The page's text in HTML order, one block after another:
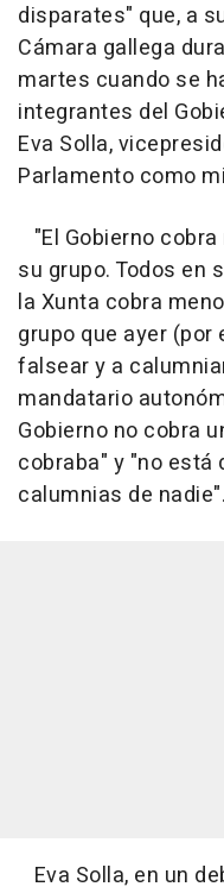
disparates" que, a
Cámara gallega
martes cuando se
integrantes del
Eva Solla,
Parlamento como
"El Gobierno
su grupo. Todos en
la Xunta cobra
grupo que ayer
falsear y a
mandatario
Gobierno no cobra
cobraba" y "no
calumnias de nadie".
Eva Solla, en un